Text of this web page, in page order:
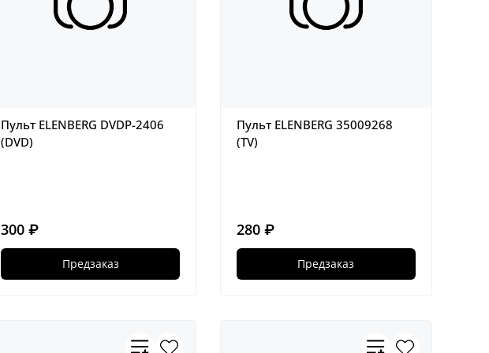
Пульт ELENBERG DVDP-2406
(DVD)
300 ₽
Предзаказ
Пульт ELENBERG 35009268
(TV)
280 ₽
Предзаказ